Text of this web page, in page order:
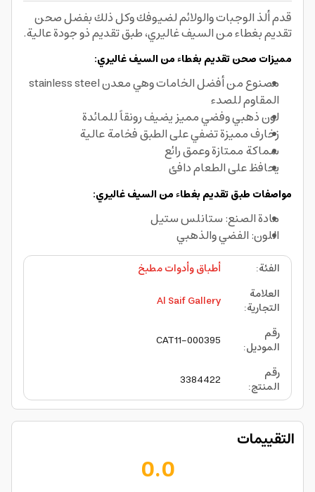
قدم ألذ الوجبات والولائم لضيوفك وكل ذلك بفضل صحن
تقديم بغطاء من السيف غاليري، طبق تقديم ذو جودة عالية.
مميزات صحن تقديم بغطاء من السيف غاليري:
مصنوع من أفضل الخامات وهي معدن stainless steel
المقاوم للصدء
لون ذهبي وفضي مميز يضيف رونقاً للمائدة
زخارف مميزة تضفي على الطبق فخامة عالية
سماكة ممتازة وعمق رائع
يحافظ على الطعام دافئ
مواصفات طبق تقديم بغطاء من السيف غاليري:
مادة الصنع: ستانلس ستيل
اللون: الفضي والذهبي
الفئة:
أطباق وأدوات مطبخ
العلامة
التجارية:
Al Saif Gallery
رقم
الموديل:
CAT11-000395
رقم
المنتج:
3384422
التقييمات
0.0